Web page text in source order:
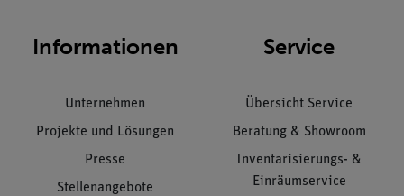
Informationen
Unternehmen
Projekte und Lösungen
Presse
Stellenangebote
Service
Übersicht Service
Beratung & Showroom
Inventarisierungs- &
Einräumservice